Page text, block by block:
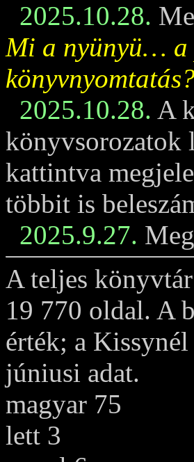
2025.10.28.
Mi a nyünyü… a
2025.10.28. A
könyvsorozatok
kattintva
többit is
2025.9.27.
A teljes
19 770 oldal. A
érték; a
júniusi adat.
magyar 75
lett 3